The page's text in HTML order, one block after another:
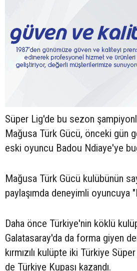
Süper Lig'de bu sezon
Mağusa Türk Gücü, önceki gün
eski oyuncu Badou Ndiaye'ye
Mağusa Türk Gücü kulübünün
paylaşımda deneyimli oyuncuya
Daha önce Türkiye'nin köklü
Galatasaray'da da forma giyen
kırmızılı kulüpte iki Türkiye
de Türkiye Kupası kazandı.